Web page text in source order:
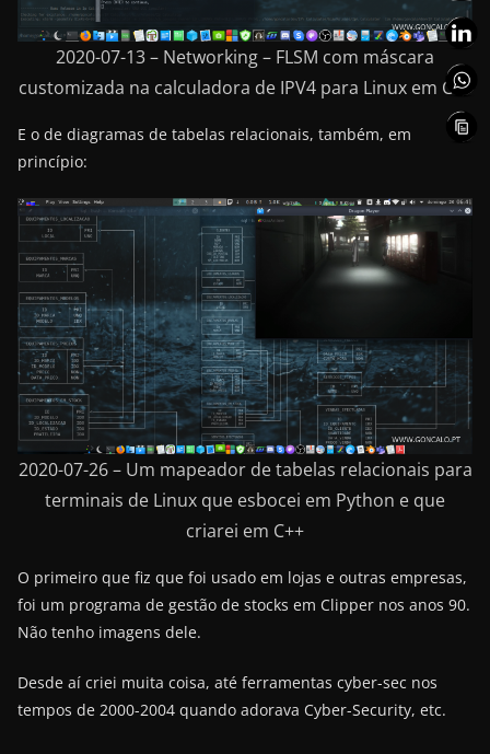
2020-07-13 – Networking – FLSM com máscara
customizada na calculadora de IPV4 para Linux em C++
E o de diagramas de tabelas relacionais, também, em
princípio:
2020-07-26 – Um mapeador de tabelas relacionais para
terminais de Linux que esbocei em Python e que
criarei em C++
O primeiro que fiz que foi usado em lojas e outras empresas,
foi um programa de gestão de stocks em Clipper nos anos 90.
Não tenho imagens dele.
Desde aí criei muita coisa, até ferramentas cyber-sec nos
tempos de 2000-2004 quando adorava Cyber-Security, etc.